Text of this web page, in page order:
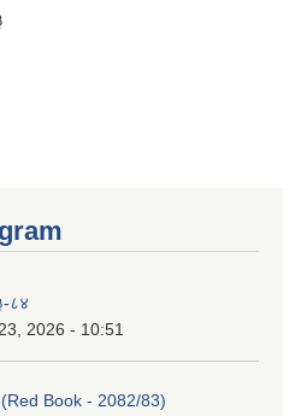
८४
2026 - 10:51
(Red Book - 2082/83)